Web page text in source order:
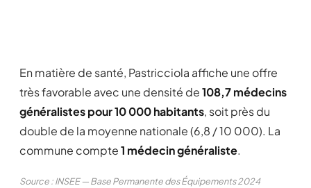
En matière de santé, Pastricciola affiche une offre
très favorable avec une densité de108,7 médecins
généralistes pour 10 000 habitants, soit près du
double de la moyenne nationale (6,8 / 10 000). La
commune compte1 médecin généraliste.
Source : INSEE — Base Permanente des Équipements 2024